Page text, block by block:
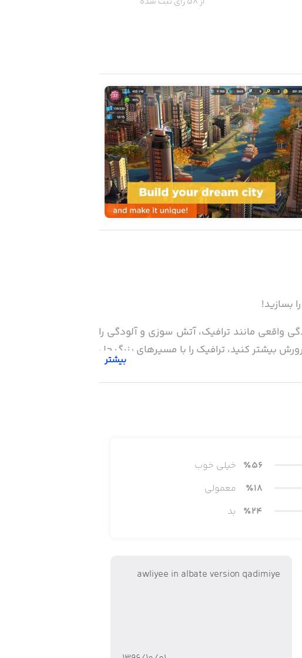
بسازید!
واقعی مانند ترافیک، آتش سوزی و آلودگی را
بیشتر کنید، ترافیک را با مسیرهای بزرگ حل
بیشتر
٪56
خیلی خوب
٪18
معمولی
٪24 بد
awliyee in albate version qadimiye